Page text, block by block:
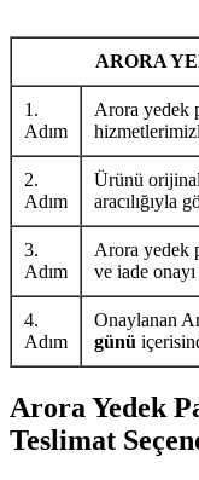
ARORA
1.
Adım
Arora yedek
2.
Adım
Ürünü orijinal
aracılığıyla
3.
Adım
Arora yedek
ve iade
4.
Adım
Onaylanan
günü
Arora Yedek
Teslimat